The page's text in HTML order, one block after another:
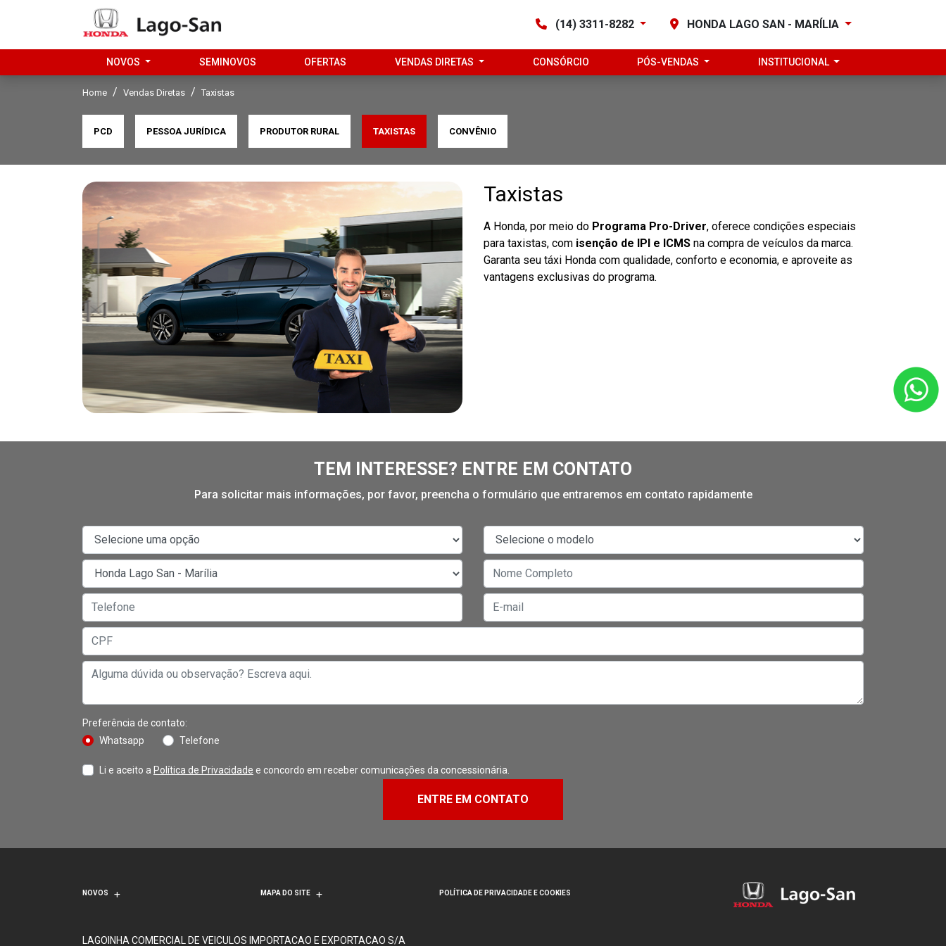
(14) 3311-8282 HONDA LAGO SAN - MARÍLIA
NOVOS SEMINOVOS OFERTAS VENDAS DIRETAS CONSÓRCIO PÓS-VENDAS INSTITUCIONAL
Home Vendas Diretas Taxistas
PCD PESSOA JURÍDICA PRODUTOR RURAL TAXISTAS CONVÊNIO
Taxistas
A Honda, por meio do Programa Pro-Driver, oferece condições especiais
para taxistas, com isenção de IPI e ICMS na compra de veículos da marca.
Garanta seu táxi Honda com qualidade, conforto e economia, e aproveite as
vantagens exclusivas do programa.
TEM INTERESSE? ENTRE EM CONTATO
Para solicitar mais informações, por favor, preencha o formulário que entraremos em contato rapidamente
Preferência de contato:
Whatsapp
Telefone
Li e aceito a Política de Privacidade e concordo em receber comunicações da concessionária.
ENTRE EM CONTATO
NOVOS MAPA DO SITE POLÍTICA DE PRIVACIDADE E COOKIES
LAGOINHA COMERCIAL DE VEICULOS IMPORTACAO E EXPORTACAO S/A